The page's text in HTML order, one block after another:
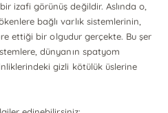
izafi görünüş değildir. Aslında o,
bağlı varlık sistemlerinin,
ettiği bir olgudur gerçekte. Bu şer
dünyanın spatyom
gizli kötülük üslerine